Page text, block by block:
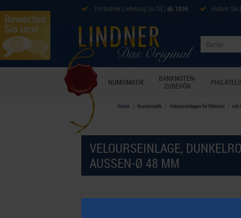
Portofreie Lieferung (in DE) ab 100€ Haben Sie
NUMISMATIK
BANKNOTEN-
ZUBEHÖR
Home Numismatik Velourseinlagen für Münzen mit
VELOURSEINLAGE,
AUSSEN-Ø 48 MM